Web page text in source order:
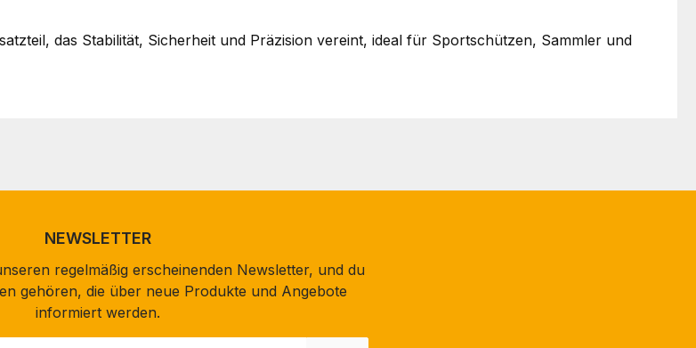
das Stabilität, Sicherheit und Präzision vereint, ideal für Sportschützen, Sammler und
NEWSLETTER
regelmäßig erscheinenden Newsletter, und du
gehören, die über neue Produkte und Angebote
informiert werden.